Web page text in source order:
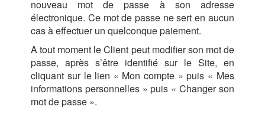
nouveau mot de passe à son adresse
électronique. Ce mot de passe ne sert en aucun
cas à effectuer un quelconque paiement.
A tout moment le Client peut modifier son mot de
passe, après s’être identifié sur le Site, en
cliquant sur le lien « Mon compte » puis « Mes
informations personnelles » puis « Changer son
mot de passe ».